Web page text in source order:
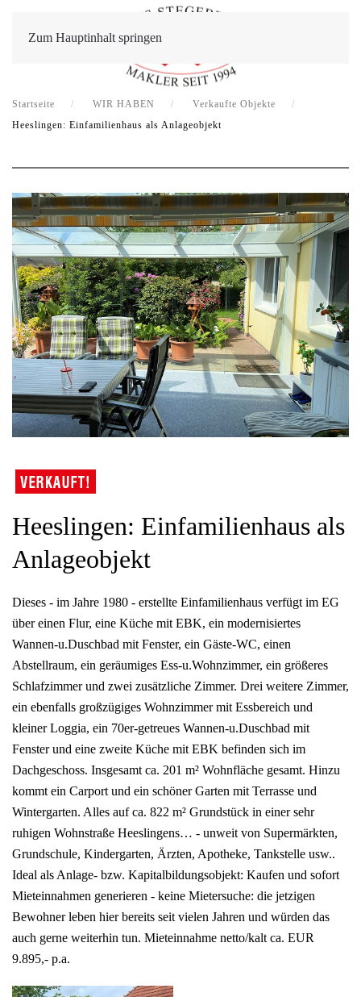
Zum Hauptinhalt springen
Startseite WIR HABEN
Verkaufte Objekte
Heeslingen: Einfamilienhaus als Anlageobjekt
Heeslingen: Einfamilienhaus als
Anlageobjekt
Dieses - im Jahre 1980 - erstellte Einfamilienhaus verfügt im EG
über einen Flur, eine Küche mit EBK, ein modernisiertes
Wannen-u.Duschbad mit Fenster, ein Gäste-WC, einen
Abstellraum, ein geräumiges Ess-u.Wohnzimmer, ein größeres
Schlafzimmer und zwei zusätzliche Zimmer. Drei weitere Zimmer,
ein ebenfalls großzügiges Wohnzimmer mit Essbereich und
kleiner Loggia, ein 70er-getreues Wannen-u.Duschbad mit
Fenster und eine zweite Küche mit EBK befinden sich im
Dachgeschoss. Insgesamt ca. 201 m² Wohnfläche gesamt. Hinzu
kommt ein Carport und ein schöner Garten mit Terrasse und
Wintergarten. Alles auf ca. 822 m² Grundstück in einer sehr
ruhigen Wohnstraße Heeslingens… - unweit von Supermärkten,
Grundschule, Kindergarten, Ärzten, Apotheke, Tankstelle usw..
Ideal als Anlage- bzw. Kapitalbildungsobjekt: Kaufen und sofort
Mieteinnahmen generieren - keine Mietersuche: die jetzigen
Bewohner leben hier bereits seit vielen Jahren und würden das
auch gerne weiterhin tun. Mieteinnahme netto/kalt ca. EUR
9.895,- p.a.